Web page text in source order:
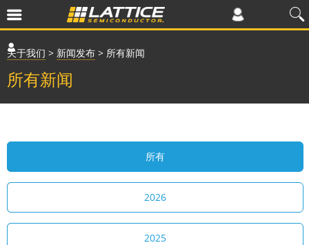
关于我们 > 新闻发布 > 所有新闻
所有新闻
所有
2026
2025